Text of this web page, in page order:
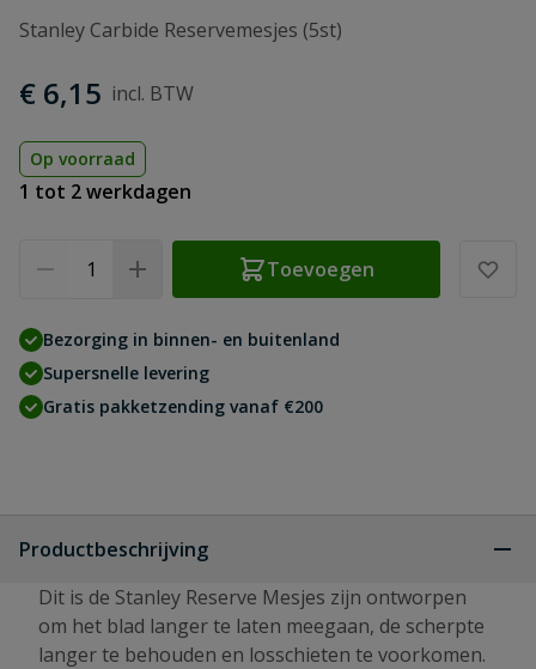
Stanley Carbide Reservemesjes (5st)
€ 6,15
Op voorraad
1 tot 2 werkdagen
Toevoegen
Bezorging in binnen- en buitenland
Supersnelle levering
Gratis pakketzending vanaf €200
Productbeschrijving
Dit is de Stanley Reserve Mesjes zijn ontworpen
om het blad langer te laten meegaan, de scherpte
langer te behouden en losschieten te voorkomen.